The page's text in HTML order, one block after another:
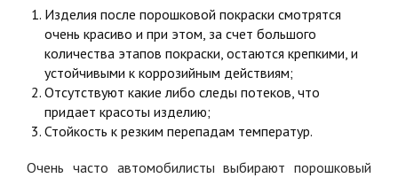
Изделия после порошковой покраски смотрятся
очень красиво и при этом, за счет большого
количества этапов покраски, остаются крепкими, и
устойчивыми к коррозийным действиям;
Отсутствуют какие либо следы потеков, что
придает красоты изделию;
Стойкость к резким перепадам температур.
Очень часто автомобилисты выбирают порошковый